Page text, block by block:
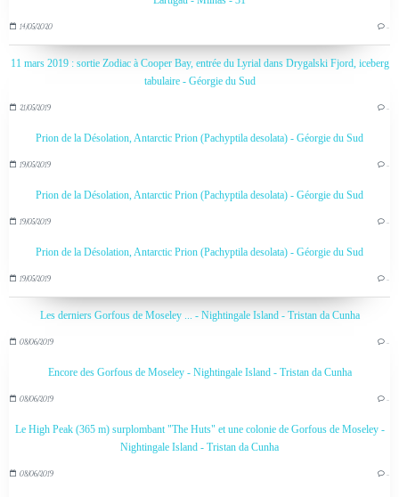
14/05/2020 …
11 mars 2019 : sortie Zodiac à Cooper Bay, entrée du Lyrial dans Drygalski Fjord, iceberg
tabulaire - Géorgie du Sud
21/05/2019 …
Prion de la Désolation, Antarctic Prion (Pachyptila desolata) - Géorgie du Sud
19/05/2019 …
Prion de la Désolation, Antarctic Prion (Pachyptila desolata) - Géorgie du Sud
19/05/2019 …
Prion de la Désolation, Antarctic Prion (Pachyptila desolata) - Géorgie du Sud
19/05/2019 …
Les derniers Gorfous de Moseley ... - Nightingale Island - Tristan da Cunha
08/06/2019 …
Encore des Gorfous de Moseley - Nightingale Island - Tristan da Cunha
08/06/2019 …
Le High Peak (365 m) surplombant "The Huts" et une colonie de Gorfous de Moseley -
Nightingale Island - Tristan da Cunha
08/06/2019 …